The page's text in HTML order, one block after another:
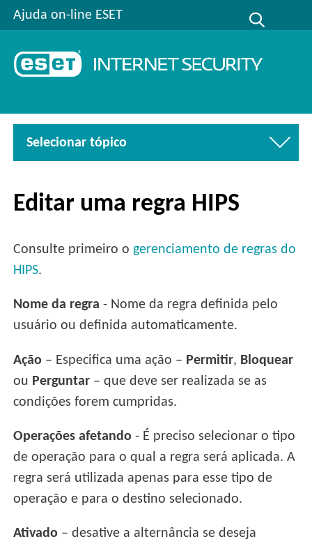
Ajuda on-line ESET
Selecionar tópico
Editar uma regra HIPS
Consulte primeiro ogerenciamento de regras do
HIPS.
Nome da regra - Nome da regra definida pelo
usuário ou definida automaticamente.
Ação – Especifica uma ação – Permitir, Bloquear
ou Perguntar – que deve ser realizada se as
condições forem cumpridas.
Operações afetando- É preciso selecionar o tipo
de operação para o qual a regra será aplicada. A
regra será utilizada apenas para esse tipo de
operação e para o destino selecionado.
Ativado – desative a alternância se deseja